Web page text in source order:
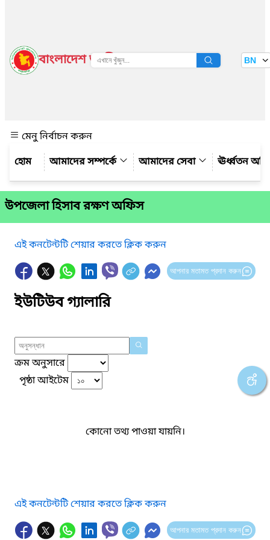
বাংলাদেশ জাতীয় তথ্য বাতায়ন BN
মেনু নির্বাচন করুন
আমাদের সম্পর্কে
আমাদের সেবা ঊর্ধ্বতন
উপজেলা হিসাব রক্ষণ অফিস
এই কনটেন্টটি শেয়ার করতে ক্লিক করুন
আপনার মতামত প্রদান করুন
ইউটিউব গ্যালারি
ক্রম অনুসারে
পৃষ্ঠা আইটেম
কোনো তথ্য পাওয়া যায়নি।
এই কনটেন্টটি শেয়ার করতে ক্লিক করুন
আপনার মতামত প্রদান করুন